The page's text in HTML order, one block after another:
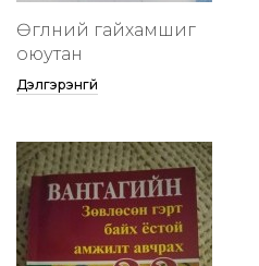
Өглөөний гайхамшиг
оюутан
Дэлгэрэнгүй